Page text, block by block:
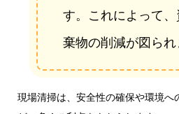
す。これによって
棄物の削減が図られ
現場清掃は、安全性の確保や環境へ